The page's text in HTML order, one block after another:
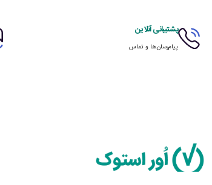
پشتیبانی آنلاین
پیام‌رسان‌ها و تماس